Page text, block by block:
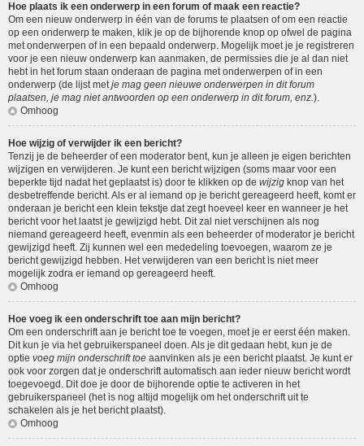
Hoe plaats ik een onderwerp in een forum of maak een reactie?
Om een nieuw onderwerp in één van de forums te plaatsen of om een reactie
op een onderwerp te maken, klik je op de bijhorende knop op ofwel de pagina
met onderwerpen of in een bepaald onderwerp. Mogelijk moet je je registreren
voor je een nieuw onderwerp kan aanmaken, de permissies die je al dan niet
hebt in het forum staan onderaan de pagina met onderwerpen of in een
onderwerp (de lijst metje mag geen nieuwe onderwerpen in dit forum
plaatsen, je mag niet antwoorden op een onderwerp in dit forum, enz.).
Omhoog
Hoe wijzig of verwijder ik een bericht?
Tenzij je de beheerder of een moderator bent, kun je alleen je eigen berichten
wijzigen en verwijderen. Je kunt een bericht wijzigen (soms maar voor een
beperkte tijd nadat het geplaatst is) door te klikken op de wijzig knop van het
desbetreffende bericht. Als er al iemand op je bericht gereageerd heeft, komt er
onderaan je bericht een klein tekstje dat zegt hoeveel keer en wanneer je het
bericht voor het laatst je gewijzigd hebt. Dit zal niet verschijnen als nog
niemand gereageerd heeft, evenmin als een beheerder of moderator je bericht
gewijzigd heeft. Zij kunnen wel een mededeling toevoegen, waarom ze je
bericht gewijzigd hebben. Het verwijderen van een bericht is niet meer
mogelijk zodra er iemand op gereageerd heeft.
Omhoog
Hoe voeg ik een onderschrift toe aan mijn bericht?
Om een onderschrift aan je bericht toe te voegen, moet je er eerst één maken.
Dit kun je via het gebruikerspaneel doen. Als je dit gedaan hebt, kun je de
optie voeg mijn onderschrift toe aanvinken als je een bericht plaatst. Je kunt er
ook voor zorgen dat je onderschrift automatisch aan ieder nieuw bericht wordt
toegevoegd. Dit doe je door de bijhorende optie te activeren in het
gebruikerspaneel (het is nog altijd mogelijk om het onderschrift uit te
schakelen als je het bericht plaatst).
Omhoog